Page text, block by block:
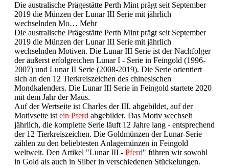
Die australische Prägestätte Perth Mint prägt seit September
2019 die Münzen der Lunar III Serie mit jährlich
wechselnden Mo… Mehr
Die australische Prägestätte Perth Mint prägt seit September
2019 die Münzen der Lunar III Serie mit jährlich
wechselnden Motiven. Die Lunar III Serie ist der Nachfolger
der äußerst erfolgreichen Lunar I - Serie in Feingold (1996-
2007) und Lunar II Serie (2008-2019). Die Serie orientiert
sich an den 12 Tierkreiszeichen des chinesischen
Mondkalenders. Die Lunar III Serie in Feingold startete 2020
mit dem Jahr der Maus.
Auf der Wertseite ist Charles der III. abgebildet, auf der
Motivseite ist ein Pferd abgebildet. Das Motiv wechselt
jährlich, die komplette Serie läuft 12 Jahre lang - entsprechend
der 12 Tierkreiszeichen. Die Goldmünzen der Lunar-Serie
zählen zu den beliebtesten Anlagemünzen in Feingold
weltweit. Den Artikel "Lunar III - Pferd" führen wir sowohl
in Gold als auch in Silber in verschiedenen Stückelungen.